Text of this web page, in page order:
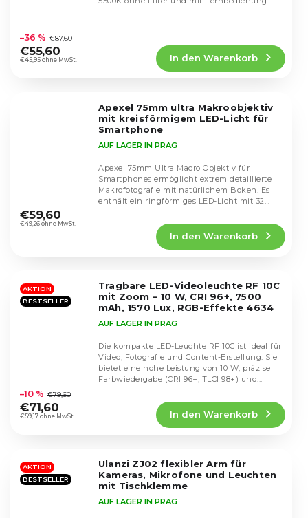
durchschnittliche
Produktbewertung
ist
€45,95 ohne MwSt.
–36 % €87,60
€55,60
In den Warenkorb
Apexel 75mm ultra Makroobjektiv
mit kreisförmigem LED-Licht für
Smartphone
durchschnittliche
Produktbewertung
Sternen.
AUF LAGER IN PRAG
€49,26 ohne MwSt.
€59,60
In den Warenkorb
Apexel 75mm Ultra Macro Objektiv für
Smartphones ermöglicht extrem detaillierte
Makrofotografie mit natürlichem Bokeh. Es
enthält ein ringförmiges LED-Licht mit 32
AKTION
BESTSELLER
Tragbare LED-Videoleuchte RF 10C
mit Zoom – 10 W, CRI 96+, 7500
mAh, 1570 Lux, RGB-Effekte 4634
durchschnittliche
Produktbewertung
ist
Sternen.
AUF LAGER IN PRAG
€59,17 ohne MwSt.
–10 % €79,60
€71,60
In den Warenkorb
Die kompakte LED-Leuchte RF 10C ist ideal für
Video, Fotografie und Content-Erstellung. Sie
bietet eine hohe Leistung von 10 W, präzise
Farbwiedergabe (CRI 96+, TLCI 98+) und...
AKTION
BESTSELLER
Ulanzi ZJ02 flexibler Arm für
Kameras, Mikrofone und Leuchten
mit Tischklemme
AUF LAGER IN PRAG